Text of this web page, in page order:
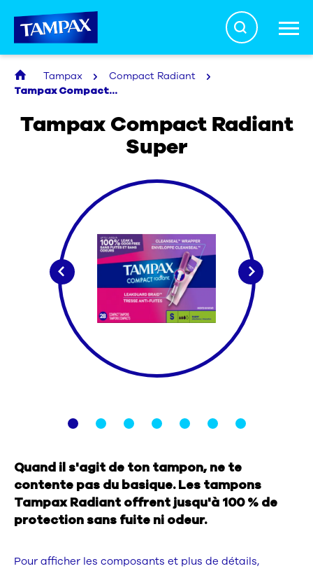
Search
La vérité sur les tampons
Santé menstruelle
Produits
À propos
Nous contacter
Sélecteur de pays
Tampax Compact Radiant
Tampax Compact Radiant Super
Tampax Compact Radiant
Super
Quand il s'agit de ton tampon, ne te
contente pas du basique. Les tampons
Tampax Radiant offrent jusqu'à 100 % de
protection sans fuite ni odeur.
Pour afficher les composants et plus de détails,